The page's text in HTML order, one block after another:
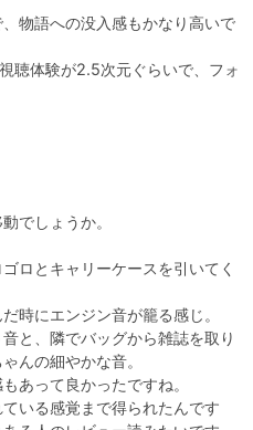
物語への没入感もかなり高いで
聴体験が2.5次元ぐらいで、フォ
でしょうか。
ロとキャリーケースを引いてく
時にエンジン音が籠る感じ。
と、隣でバッグから雑誌を取り
んの細やかな音。
あって良かったですね。
いる感覚まで得られたんです